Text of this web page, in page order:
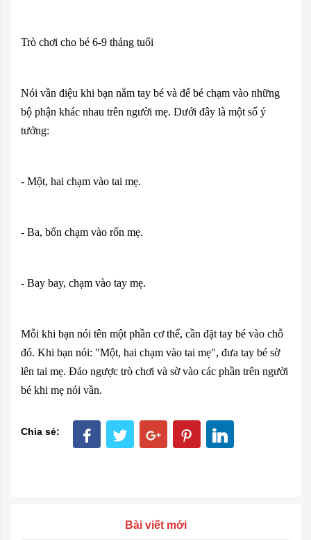
Trò chơi cho bé 6-9 tháng tuổi
Nói vần điệu khi bạn nắm tay bé và để bé chạm vào những
bộ phận khác nhau trên người mẹ. Dưới đây là một số ý
tưởng:
- Một, hai chạm vào tai mẹ.
- Ba, bốn chạm vào rốn mẹ.
- Bay bay, chạm vào tay mẹ.
Mỗi khi bạn nói tên một phần cơ thể, cần đặt tay bé vào chỗ
đó. Khi bạn nói: "Một, hai chạm vào tai mẹ", đưa tay bé sờ
lên tai mẹ. Đảo ngược trò chơi và sờ vào các phần trên người
bé khi mẹ nói vần.
Chia sẻ:
Bài viết mới